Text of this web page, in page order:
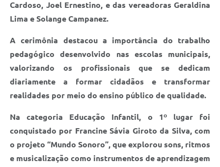
Cardoso, Joel Ernestino, e das vereadoras Geraldina
Lima e Solange Campanez.
A cerimônia destacou a importância do trabalho
pedagógico desenvolvido nas escolas municipais,
valorizando os profissionais que se dedicam
diariamente a formar cidadãos e transformar
realidades por meio do ensino público de qualidade.
Na categoria Educação Infantil, o 1º lugar foi
conquistado por Francine Sávia Giroto da Silva, com
o projeto “Mundo Sonoro”, que explorou sons, ritmos
e musicalização como instrumentos de aprendizagem